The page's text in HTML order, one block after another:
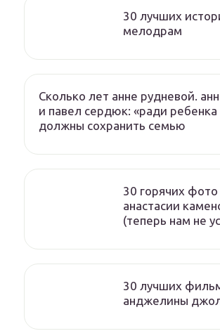
30 лучших
мелодрам
Сколько лет анне рудневой.
и павел сердюк: «ради
должны сохранить семью
30 горячих фото
анастасии
(теперь нам не
30 лучших
анджелины